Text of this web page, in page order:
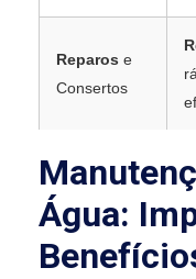
Reparos e
Consertos
Água: